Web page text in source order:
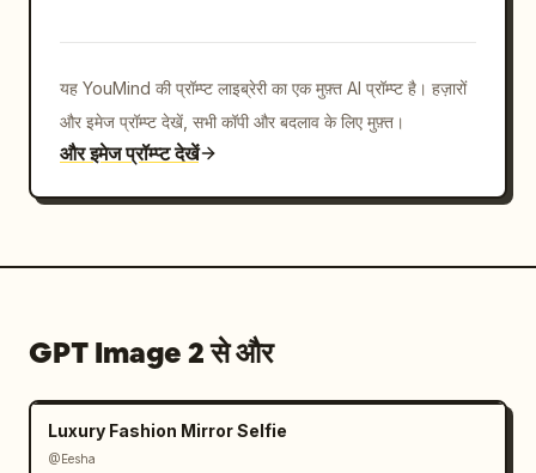
यह YouMind की प्रॉम्प्ट लाइब्रेरी का एक मुफ़्त AI प्रॉम्प्ट है। हज़ारों
और इमेज प्रॉम्प्ट देखें, सभी कॉपी और बदलाव के लिए मुफ़्त।
और इमेज प्रॉम्प्ट देखें
GPT Image 2 से और
Luxury Fashion Mirror Selfie
@Eesha